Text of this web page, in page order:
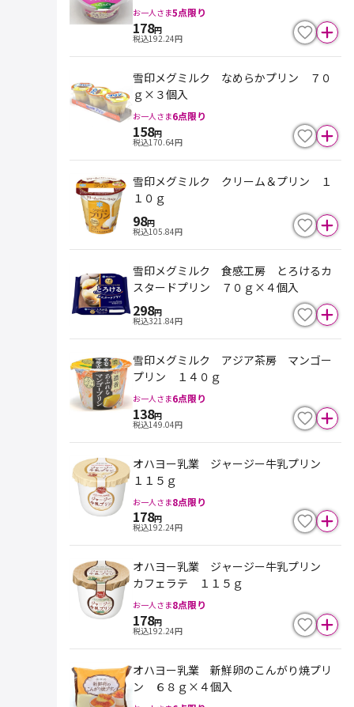
お一人さま5点限り
178円
税込192.24円
雪印メグミルク なめらかプリン ７０
ｇ×３個入
お一人さま6点限り
158円
税込170.64円
雪印メグミルク クリーム＆プリン １
１０ｇ
98円
税込105.84円
雪印メグミルク 食感工房 とろけるカ
スタードプリン ７０ｇ×４個入
298円
税込321.84円
雪印メグミルク アジア茶房 マンゴー
プリン １４０ｇ
お一人さま6点限り
138円
税込149.04円
オハヨー乳業 ジャージー牛乳プリン
１１５ｇ
お一人さま8点限り
178円
税込192.24円
オハヨー乳業 ジャージー牛乳プリン
カフェラテ １１５ｇ
お一人さま8点限り
178円
税込192.24円
オハヨー乳業 新鮮卵のこんがり焼プリ
ン ６８ｇ×４個入